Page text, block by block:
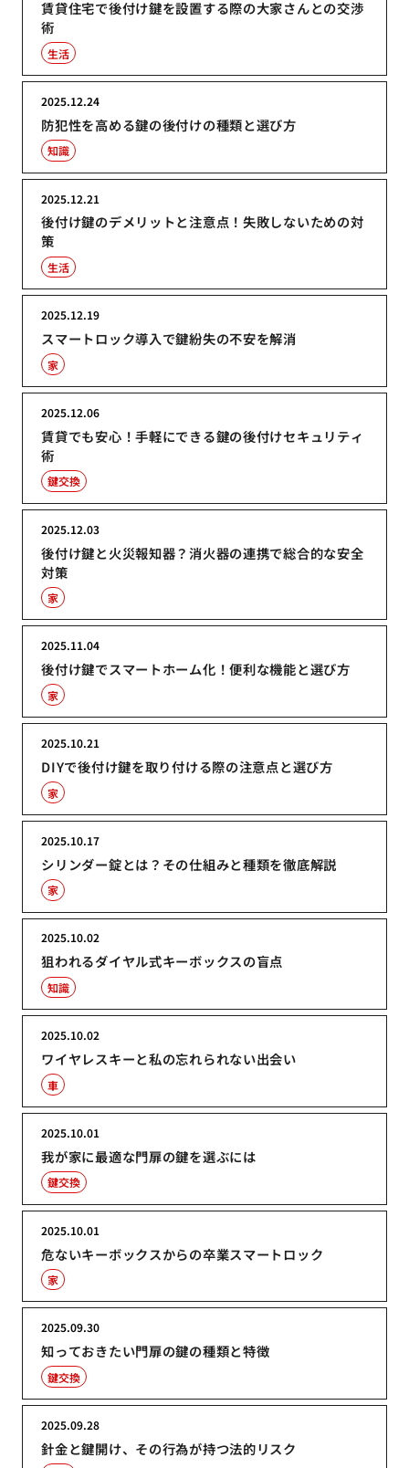
賃貸住宅で後付け鍵を設置する際の大家さんとの交渉
術
生活
防犯性を高める鍵の後付けの種類と選び方
2025.12.24
知識
後付け鍵のデメリットと注意点！失敗しないための対
策
2025.12.21
生活
スマートロック導入で鍵紛失の不安を解消
2025.12.19
家
賃貸でも安心！手軽にできる鍵の後付けセキュリティ
術
2025.12.06
鍵交換
後付け鍵と火災報知器？消火器の連携で総合的な安全
対策
2025.12.03
家
後付け鍵でスマートホーム化！便利な機能と選び方
2025.11.04
家
DIYで後付け鍵を取り付ける際の注意点と選び方
2025.10.21
家
シリンダー錠とは？その仕組みと種類を徹底解説
2025.10.17
家
狙われるダイヤル式キーボックスの盲点
2025.10.02
知識
ワイヤレスキーと私の忘れられない出会い
2025.10.02
車
我が家に最適な門扉の鍵を選ぶには
2025.10.01
鍵交換
危ないキーボックスからの卒業スマートロック
2025.10.01
家
知っておきたい門扉の鍵の種類と特徴
2025.09.30
鍵交換
針金と鍵開け、その行為が持つ法的リスク
2025.09.28